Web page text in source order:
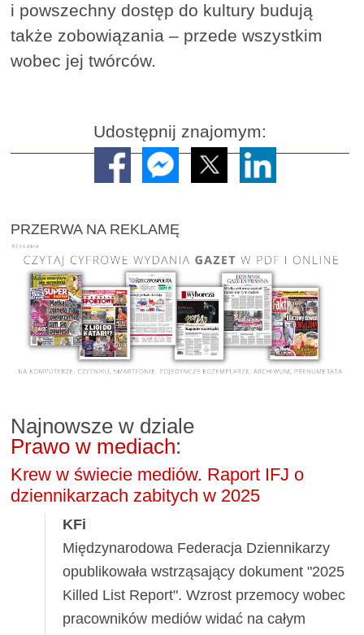
i powszechny dostęp do kultury budują
także zobowiązania – przede wszystkim
wobec jej twórców.
Udostępnij znajomym:
PRZERWA NA REKLAMĘ
Najnowsze w dziale
Prawo w mediach:
Krew w świecie mediów. Raport IFJ o
dziennikarzach zabitych w 2025
KFi
Międzynarodowa Federacja Dziennikarzy
opublikowała wstrząsający dokument "2025
Killed List Report". Wzrost przemocy wobec
pracowników mediów widać na całym